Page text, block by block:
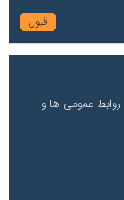
عمومی ها و